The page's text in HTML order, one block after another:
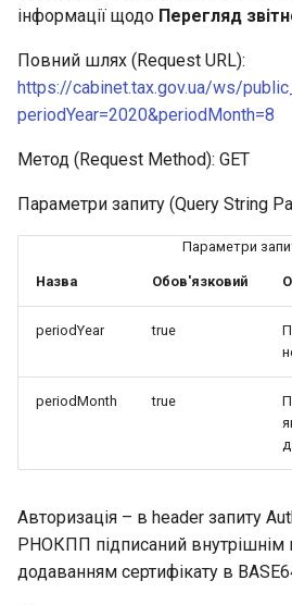
інформації щодо Перегляд
Повний шлях (Request URL):
https://cabinet.tax.gov.ua/ws/
periodYear=2020&periodMonth=8
Метод (Request Method): GET
Параметри запиту (Query String
Параметри
Назва Обов'язковий
periodYear true
periodMonth true
Авторизація – в header запиту
РНОКПП підписаний внутрішнім
додаванням сертифікату в